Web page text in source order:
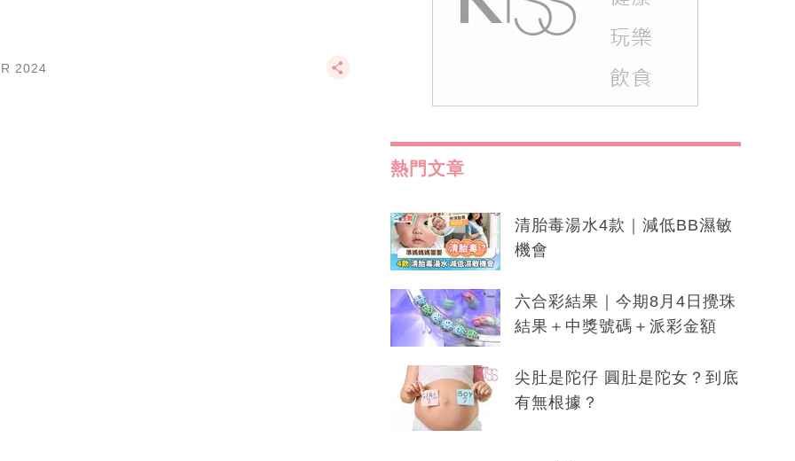
2024
熱門文章
清胎毒湯水4款｜減低BB濕敏
機會
六合彩結果｜今期8月4日攪珠
結果＋中獎號碼＋派彩金額
尖肚是陀仔 圓肚是陀女？到底
有無根據？